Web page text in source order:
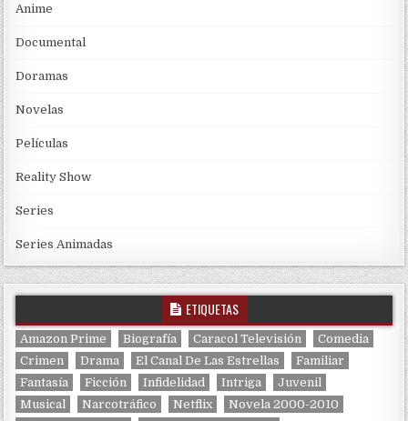
Anime
Documental
Doramas
Novelas
Películas
Reality Show
Series
Series Animadas
ETIQUETAS
Amazon Prime Biografía Caracol Televisión
Comedia
Crimen
Drama El Canal De Las Estrellas
Familiar
Fantasía
Ficción Infidelidad Intriga
Juvenil
Musical
Narcotráfico Netflix
Novela 2000-2010